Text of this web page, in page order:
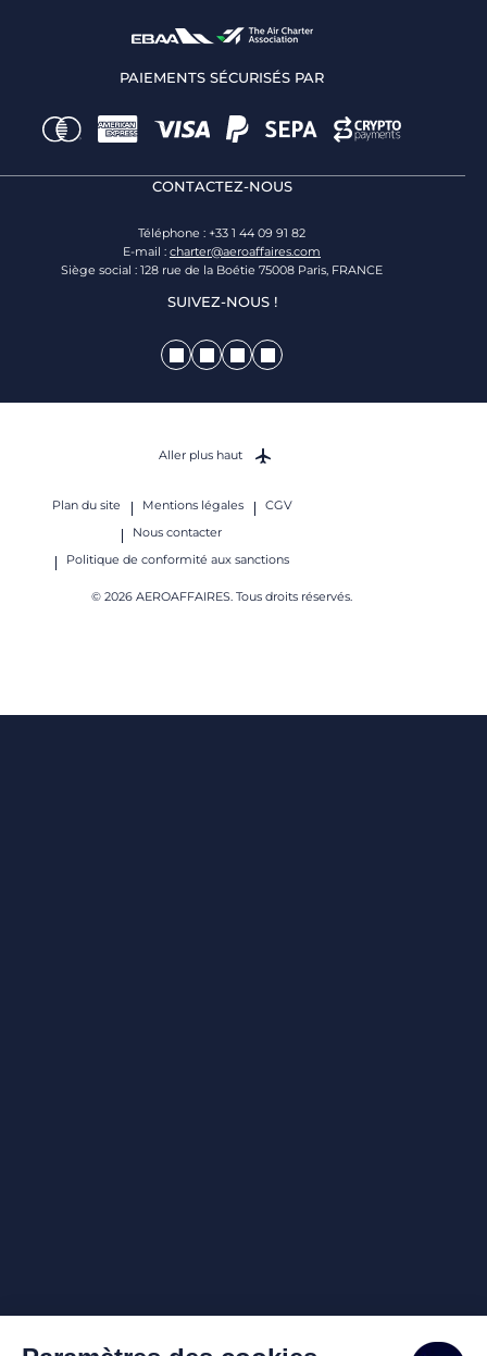
PAIEMENTS SÉCURISÉS PAR
CONTACTEZ-NOUS
Téléphone : +33 1 44 09 91 82
E-mail : charter@aeroaffaires.com
Siège social : 128 rue de la Boétie 75008 Paris, FRANCE
SUIVEZ-NOUS !
Plan du site Mentions légales
CGV
Nous contacter
Politique de conformité aux sanctions
© 2026 AEROAFFAIRES. Tous droits réservés.
Aller plus haut